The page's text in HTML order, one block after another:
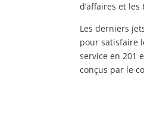
d’affaires et
Les derniers
pour satisfaire
service en 201
conçus par le